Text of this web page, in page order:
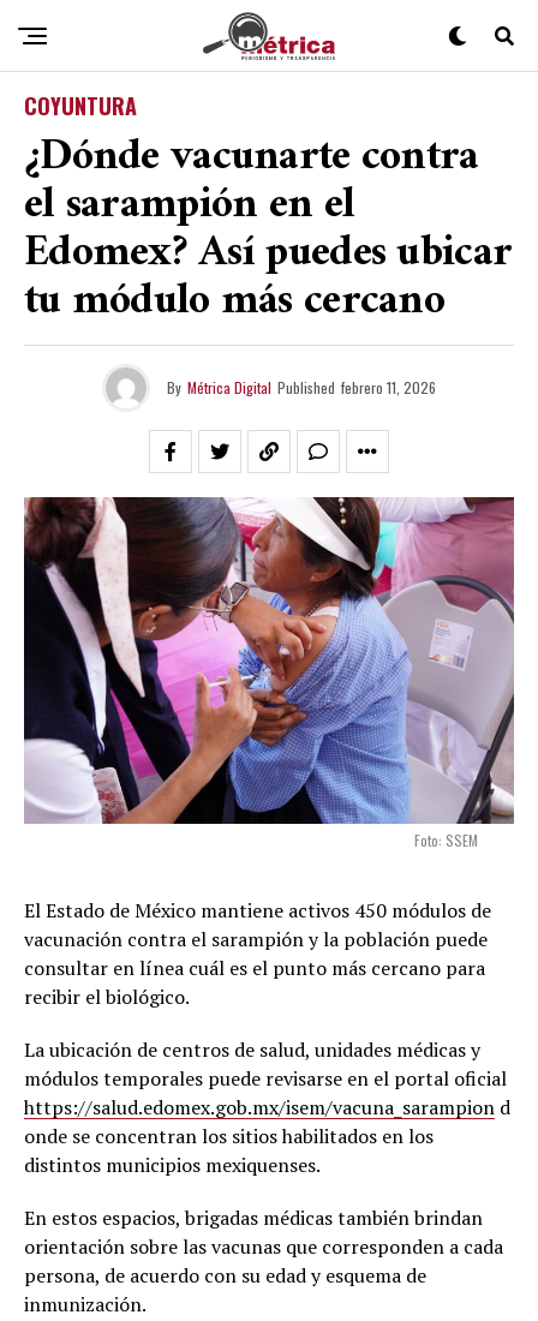
COYUNTURA
¿Dónde vacunarte contra
el sarampión en el
Edomex? Así puedes ubicar
tu módulo más cercano
By Métrica Digital Published febrero 11, 2026
Foto: SSEM
El Estado de México mantiene activos 450 módulos de
vacunación contra el sarampión y la población puede
consultar en línea cuál es el punto más cercano para
recibir el biológico.
La ubicación de centros de salud, unidades médicas y
módulos temporales puede revisarse en el portal oficial
https://salud.edomex.gob.mx/isem/vacuna_sarampion d
onde se concentran los sitios habilitados en los
distintos municipios mexiquenses.
En estos espacios, brigadas médicas también brindan
orientación sobre las vacunas que corresponden a cada
persona, de acuerdo con su edad y esquema de
inmunización.